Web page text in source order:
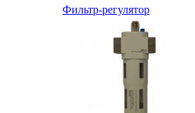
Фильтр-регулятор